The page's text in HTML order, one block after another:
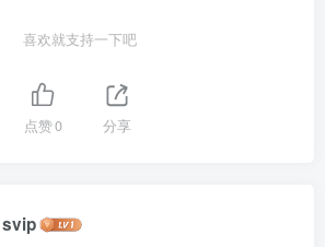
喜欢就支持一下吧
点赞0 分享
svip